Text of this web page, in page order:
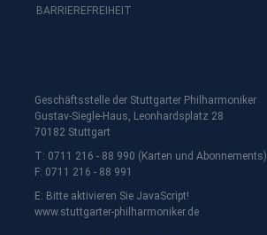
BARRIEREFREIHEIT
Geschäftsstelle der Stuttgarter Philharmoniker
Gustav-Siegle-Haus, Leonhardsplatz 28
70182 Stuttgart
T: 0711 216 - 88 990 (Karten und Abonnements)
F: 0711 216 - 88 991
E: Bitte aktivieren Sie JavaScript!
www.stuttgarter-philharmoniker.de